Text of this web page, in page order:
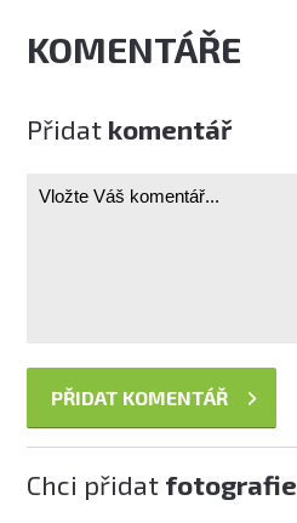
KOMENTÁŘE
Přidat komentář
Chci přidat fotografie